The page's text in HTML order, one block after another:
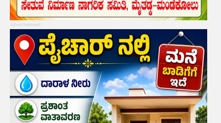
Advertisement